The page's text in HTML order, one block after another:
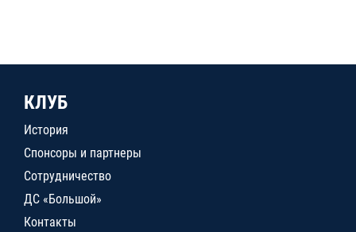
КЛУБ
История
Спонсоры и партнеры
Сотрудничество
ДС «Большой»
Контакты